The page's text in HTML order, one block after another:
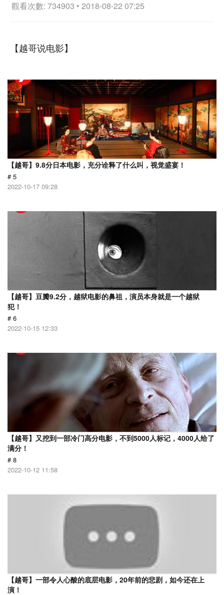
觀看次數: 734903 • 2018-08-22 07:25
【越哥说电影】
【越哥】9.8分日本电影，充分诠释了什么叫，视觉盛宴！
# 5
2022-10-17 09:28
【越哥】豆瓣9.2分，越狱电影的鼻祖，演员本身就是一个越狱
犯！
# 6
2022-10-15 12:33
【越哥】又挖到一部冷门高分电影，不到5000人标记，4000人给了
满分！
# 8
2022-10-12 11:58
【越哥】一部令人心酸的底层电影，20年前的悲剧，如今还在上
演！